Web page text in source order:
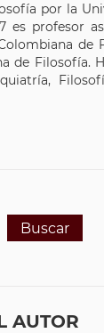
por la
es profesor
de
de
Buscar
AUTOR